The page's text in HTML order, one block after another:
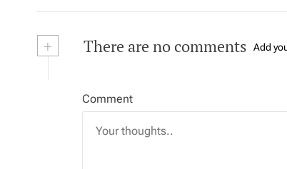
+ There are no comments Add
Comment